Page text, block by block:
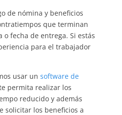
de nómina y beneficios
que terminan
fecha de entrega. Si estás
para el trabajador
usar un software de
permita realizar los
reducido y además
solicitar los beneficios a